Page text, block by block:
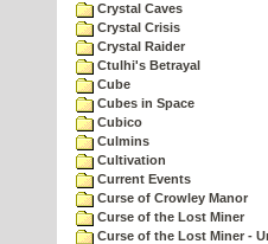
Crystal Caves
Crystal Crisis
Crystal Raider
Ctulhi's Betrayal
Cube
Cubes in Space
Cubico
Culmins
Cultivation
Current Events
Curse of Crowley Manor
Curse of the Lost Miner
Curse of the Lost Miner -